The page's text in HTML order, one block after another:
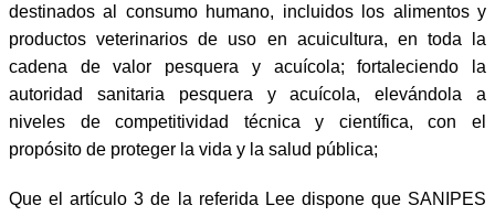
destinados al consumo humano, incluidos los alimentos y
productos veterinarios de uso en acuicultura, en toda la
cadena de valor pesquera y acuícola; fortaleciendo la
autoridad sanitaria pesquera y acuícola, elevándola a
niveles de competitividad técnica y científica, con el
propósito de proteger la vida y la salud pública;
Que el artículo 3 de la referida Lee dispone que SANIPES